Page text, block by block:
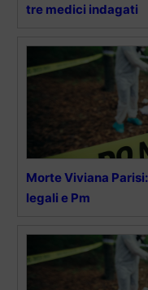
tre medici indagati
Morte Viviana
legali e Pm